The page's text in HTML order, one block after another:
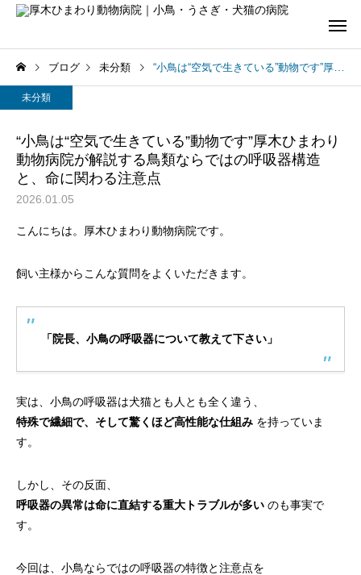
ブログ 未分類 “小鳥は“空気で生きている”動物です”厚木ひまわり動物病院が解説する鳥類ならではの呼吸器構造と、命に関わる注意点
未分類
“小鳥は“空気で生きている”動物です”厚木ひまわり
動物病院が解説する鳥類ならではの呼吸器構造
と、命に関わる注意点
2026.01.05
こんにちは。厚木ひまわり動物病院です。
飼い主様からこんな質問をよくいただきます。
「院長、小鳥の呼吸器について教えて下さい」
実は、小鳥の呼吸器は犬猫とも人とも全く違う、
特殊で繊細で、そして驚くほど高性能な仕組み を持っていま
す。
しかし、その反面、
呼吸器の異常は命に直結する重大トラブルが多い のも事実で
す。
今回は、小鳥ならではの呼吸器の特徴と注意点を